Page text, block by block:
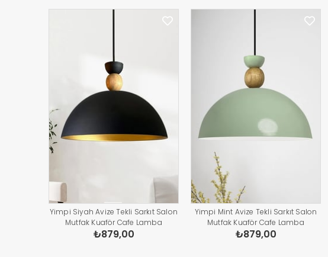
Yimpi Siyah Avize Tekli Sarkıt Salon
Mutfak Kuaför Cafe Lamba
Dekoratif Aydınlatma Pastane
₺879,00
Yimpi Mint Avize Tekli Sarkıt Salon
Mutfak Kuaför Cafe Lamba
Dekoratif Aydınlatma Pastane
₺879,00